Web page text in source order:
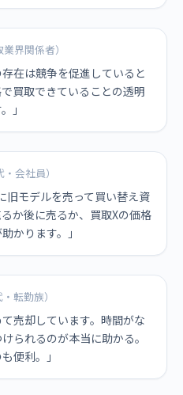
界関係者）
在は競争を促進していると
買取できていることの透明
」
会社員）
旧モデルを売って買い替え資
か後に売るか、買取Xの価格
かります。」
転勤族）
売却しています。時間がな
られるのが本当に助かる。
便利。」